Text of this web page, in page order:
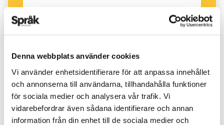
Denna webbplats använder cookies
Vi använder enhetsidentifierare för att anpassa innehållet
och annonserna till användarna, tillhandahålla funktioner
för sociala medier och analysera vår trafik. Vi
vidarebefordrar även sådana identifierare och annan
information från din enhet till de sociala medier och
PUBLICERAD 2022-12-15